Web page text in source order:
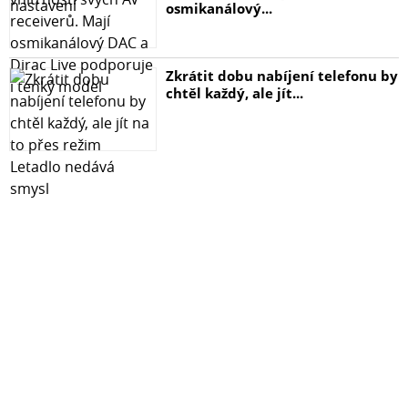
Materiál
Tvrzené sklo
Výrobce
WK DESIGN
Tloušťka
0,15 mm
osmikanálový...
Zkrátit dobu nabíjení telefonu by
chtěl každý, ale jít...